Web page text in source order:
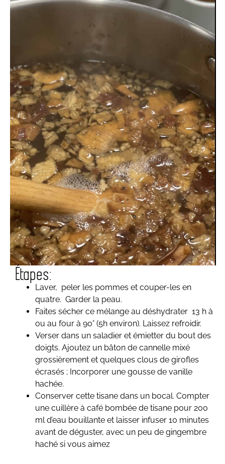
Étapes:
Laver, peler les pommes et couper-les en
quatre. Garder la peau.
Faites sécher ce mélange au déshydrater 13 h à
ou au four à 90° (5h environ). Laissez refroidir.
Verser dans un saladier et émietter du bout des
doigts. Ajoutez un bâton de cannelle mixé
grossièrement et quelques clous de girofles
écrasés ; Incorporer une gousse de vanille
hachée.
Conserver cette tisane dans un bocal. Compter
une cuillère à café bombée de tisane pour 200
ml d’eau bouillante et laisser infuser 10 minutes
avant de déguster, avec un peu de gingembre
haché si vous aimez